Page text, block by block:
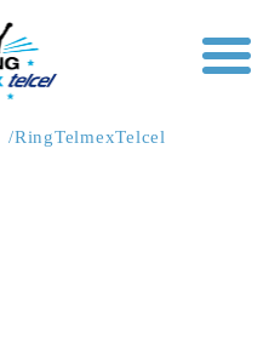
/RingTelmexTelcel